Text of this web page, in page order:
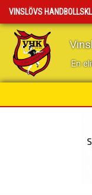
VINSLÖVS
En